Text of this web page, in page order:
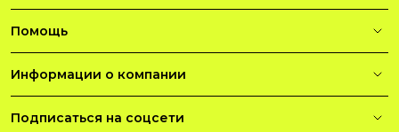
Помощь
Информации о компании
Подписаться на соцсети